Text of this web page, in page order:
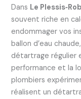
Dans Le
souvent riche en
endommager vos
ballon d’eau
détartrage régulier
performance et la
plombiers
réalisent un